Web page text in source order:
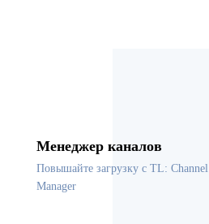
Менеджер каналов
Повышайте загрузку с TL: Channel
Manager